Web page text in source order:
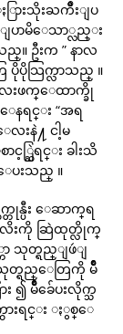
ားသိုးႀကိဳးျပ
ျပာမိေသာ္လည္း
။ ဦးက ” နာလ
ပိုသြက္လာသည္ ။
းဖက္ေထာက္ခို
ေနရင္း “အရ
းနဲ႔ ငါ့မ
ဆြဲရင္း ခါးသိ
ပးသည္ ။
န္ပီး ေဆာက္‌ရ
လိးကို ဆြဲထုတ္လိုက္
သုတ္ရည္‌ျဖဴျ
သုတ္ရည္ေတြကို မ်ိဳ
၍ မ်ိဳခ်ေပးလိုက္သ
ထားရင္း ႏွစ္ေ